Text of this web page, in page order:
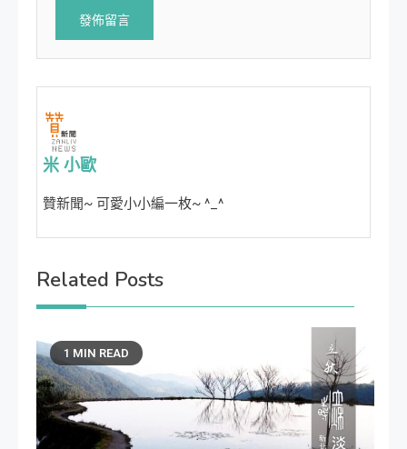
米 小歐
贊新聞~ 可愛小小編一枚~ ^_^
Related Posts
1 MIN READ